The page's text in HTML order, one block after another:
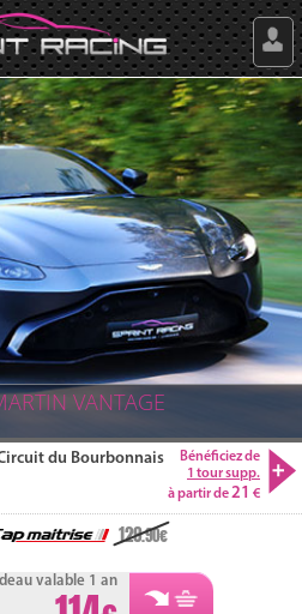
VANTAGE
Bénéficiez de
1 tour supp.
à partir de21
du Bourbonnais
129.90
valable 1 an